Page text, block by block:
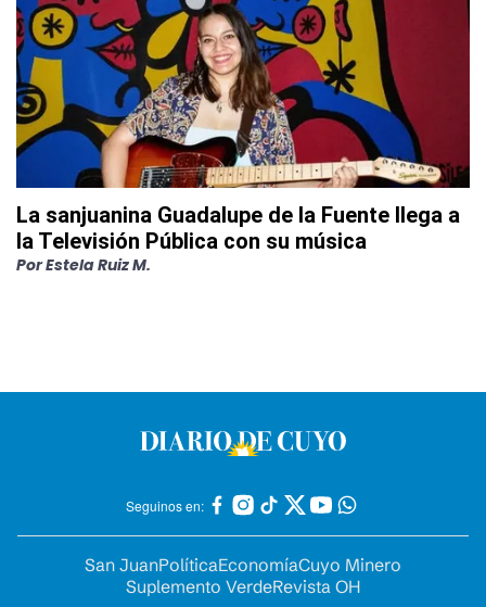
La sanjuanina Guadalupe de la Fuente llega a
la Televisión Pública con su música
PorEstela Ruiz M.
Seguinos en:
San JuanPolíticaEconomíaCuyo Minero
Suplemento VerdeRevista OH